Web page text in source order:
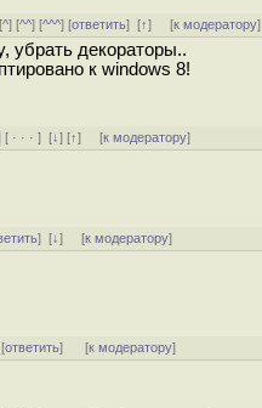
^] [^^] [^^^] [ответить][↑] [к модератору]
декораторы..
к windows 8!
[ · · ·][↓] [↑] [к модератору]
][↓] [к модератору]
ответить] [к модератору]